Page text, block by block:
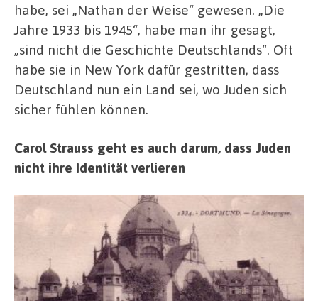
habe, sei „Nathan der Weise“ gewesen. „Die
Jahre 1933 bis 1945“, habe man ihr gesagt,
„sind nicht die Geschichte Deutschlands“. Oft
habe sie in New York dafür gestritten, dass
Deutschland nun ein Land sei, wo Juden sich
sicher fühlen können.
Carol Strauss geht es auch darum, dass Juden
nicht ihre Identität verlieren